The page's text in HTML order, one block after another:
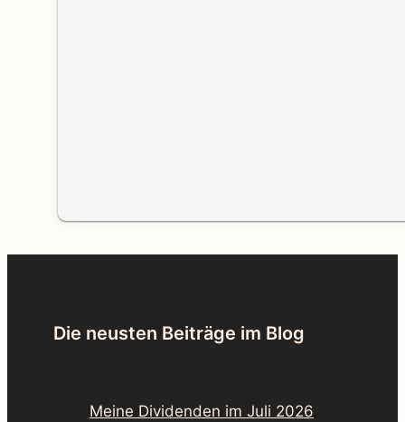
Die neusten Beiträge im Blog
Meine Dividenden im Juli 2026